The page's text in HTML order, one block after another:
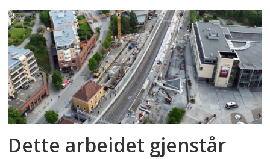
Dette arbeidet gjenstår